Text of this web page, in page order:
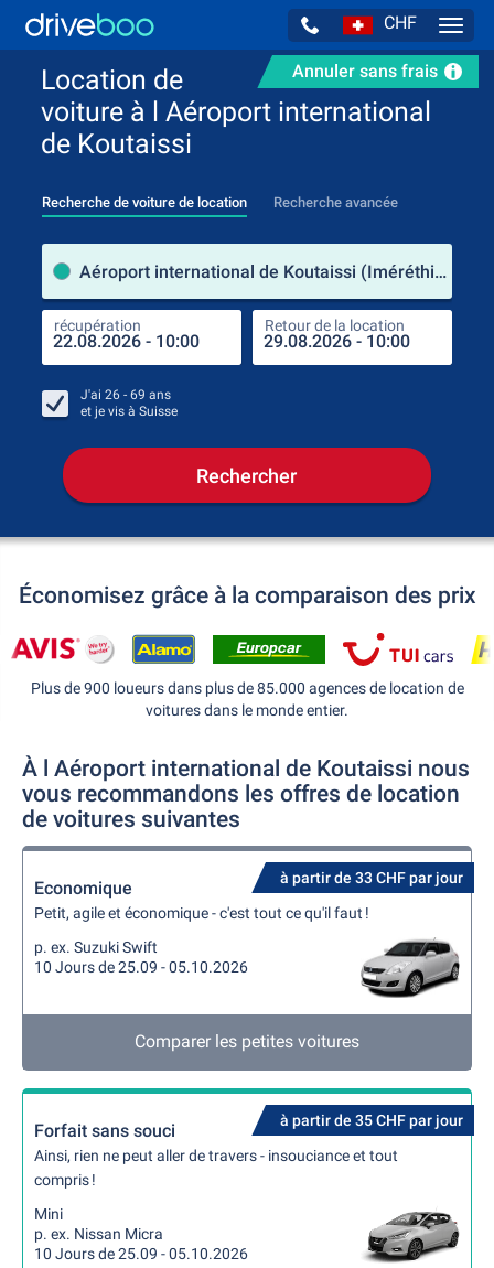
CHF
Annuler sans frais
Location de
voiture à l Aéroport international
de Koutaissi
Recherche de voiture de location Recherche avancée
Aéroport international de Koutaissi (Iméréthie / Géorgie)
récupération Retour de la location
J'ai 26 - 69 ans
et je vis à Suisse
Rechercher
Économisez grâce à la comparaison des prix
Plus de 900 loueurs dans plus de 85.000 agences de location de
voitures dans le monde entier.
À l Aéroport international de Koutaissi nous
vous recommandons les offres de location
de voitures suivantes
à partir de 33 CHF par jour
Economique
Petit, agile et économique - c'est tout ce qu'il faut !
p. ex. Suzuki Swift
10 Jours de 25.09 - 05.10.2026
Comparer les petites voitures
à partir de 35 CHF par jour
Forfait sans souci
Ainsi, rien ne peut aller de travers - insouciance et tout
compris !
Mini
p. ex. Nissan Micra
10 Jours de 25.09 - 05.10.2026